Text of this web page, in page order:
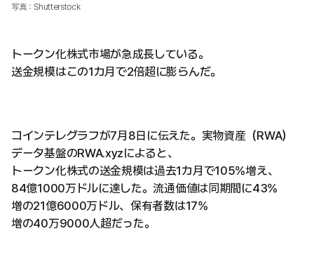
写真：Shutterstock
トークン化株式市場が急成長している。
送金規模はこの1カ月で2倍超に膨らんだ。
コインテレグラフが7月8日に伝えた。実物資産（RWA）
データ基盤のRWA.xyzによると、
トークン化株式の送金規模は過去1カ月で105%増え、
84億1000万ドルに達した。流通価値は同期間に43%
増の21億6000万ドル、保有者数は17%
増の40万9000人超だった。